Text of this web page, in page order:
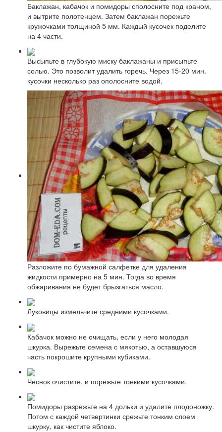
Баклажан, кабачок и помидоры сполосните под краном,
и вытрите полотенцем. Затем баклажан порежьте
кружочками толщиной 5 мм. Каждый кусочек поделите
на 4 части.
Высыпьте в глубокую миску баклажаны и присыпьте
солью. Это позволит удалить горечь. Через 15-20 мин.
кусочки несколько раз ополосните водой.
Разложите по бумажной салфетке для удаления
жидкости примерно на 5 мин. Тогда во время
обжаривания не будет брызгаться масло.
Луковицы измельчите средними кусочками.
Кабачок можно не очищать, если у него молодая
шкурка. Вырежьте семена с мякотью, а оставшуюся
часть покрошите крупными кубиками.
Чеснок очистите, и порежьте тонкими кусочками.
Помидоры разрежьте на 4 дольки и удалите плодоножку.
Потом с каждой четвертинки срежьте тонким слоем
шкурку, как чистите яблоко.